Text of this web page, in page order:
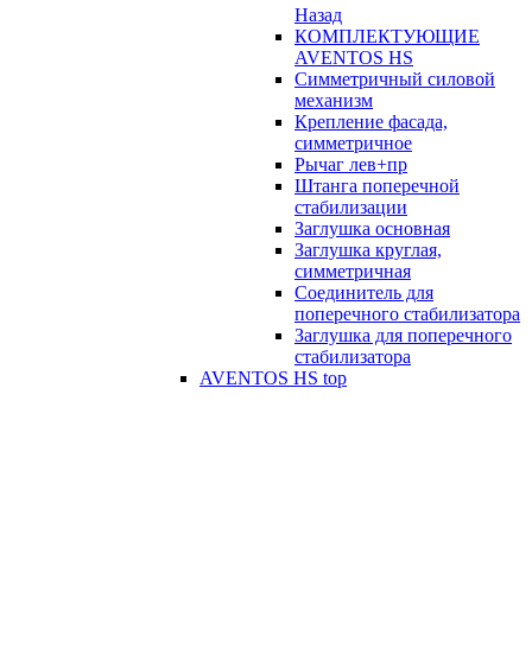
Назад
КОМПЛЕКТУЮЩИЕ
AVENTOS HS
Симметричный силовой
механизм
Крепление фасада,
симметричное
Рычаг лев+пр
Штанга поперечной
стабилизации
Заглушка основная
Заглушка круглая,
симметричная
Соединитель для
поперечного стабилизатора
Заглушка для поперечного
стабилизатора
AVENTOS HS top